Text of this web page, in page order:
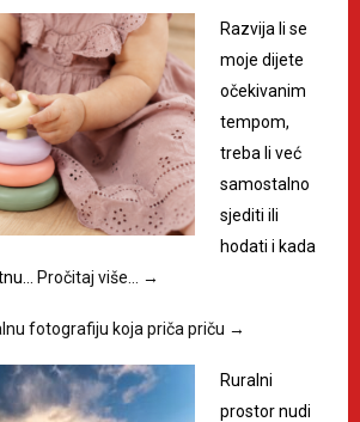
Razvija li se
moje dijete
očekivanim
tempom,
treba li već
samostalno
sjediti ili
hodati i kada
Pročitaj više… →
fotografiju koja priča priču →
Ruralni
prostor nudi